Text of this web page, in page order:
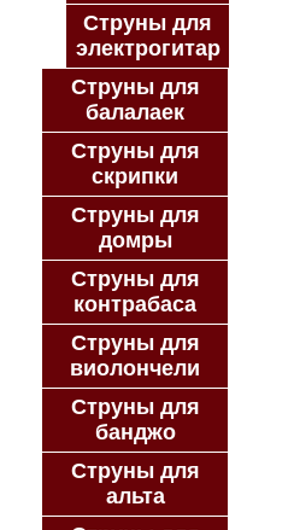
Струны для
электрогитар
Струны для
балалаек
Струны для
скрипки
Струны для
домры
Струны для
контрабаса
Струны для
виолончели
Струны для
банджо
Струны для
альта